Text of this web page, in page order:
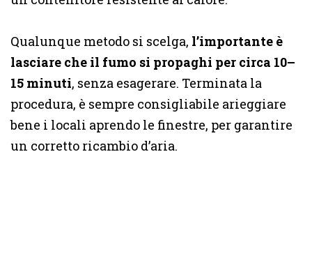
Qualunque metodo si scelga, l’importante è
lasciare che il fumo si propaghi per circa 10–
15 minuti, senza esagerare. Terminata la
procedura, è sempre consigliabile arieggiare
bene i locali aprendo le finestre, per garantire
un corretto ricambio d’aria.